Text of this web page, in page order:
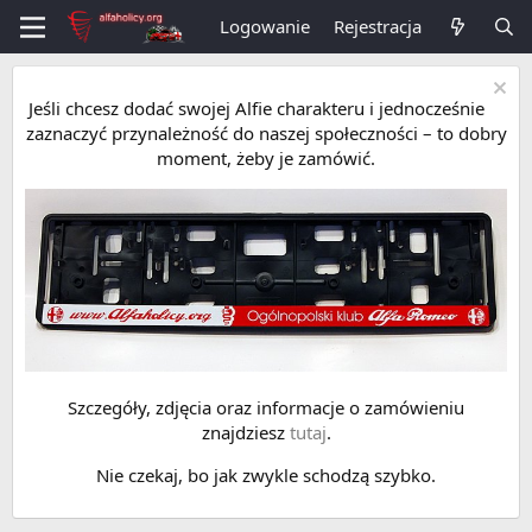
Logowanie Rejestracja
Jeśli chcesz dodać swojej Alfie charakteru i jednocześnie
zaznaczyć przynależność do naszej społeczności – to dobry
moment, żeby je zamówić.
Szczegóły, zdjęcia oraz informacje o zamówieniu
znajdziesz tutaj.
Nie czekaj, bo jak zwykle schodzą szybko.